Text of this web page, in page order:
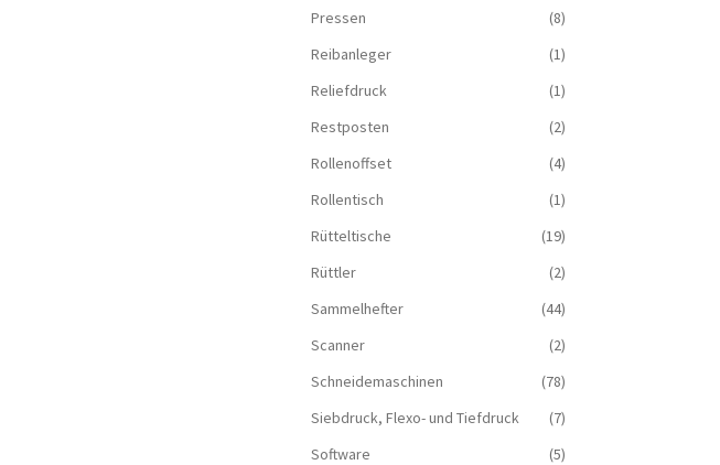
Pressen
(8)
Reibanleger
(1)
Reliefdruck
(1)
Restposten
(2)
Rollenoffset
(4)
Rollentisch
(1)
Rütteltische
(19)
Rüttler
(2)
Sammelhefter
(44)
Scanner
(2)
Schneidemaschinen
(78)
Siebdruck, Flexo- und Tiefdruck
(7)
Software
(5)